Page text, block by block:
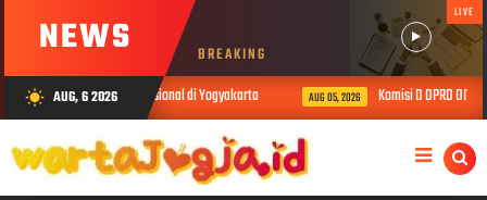
NEWS BREAKING
LIVE
wb_sunny AUG, 6 2026
Konferensi Internasional di Yogyakarta AUG 05, 2026 Komisi D DPRD DIY